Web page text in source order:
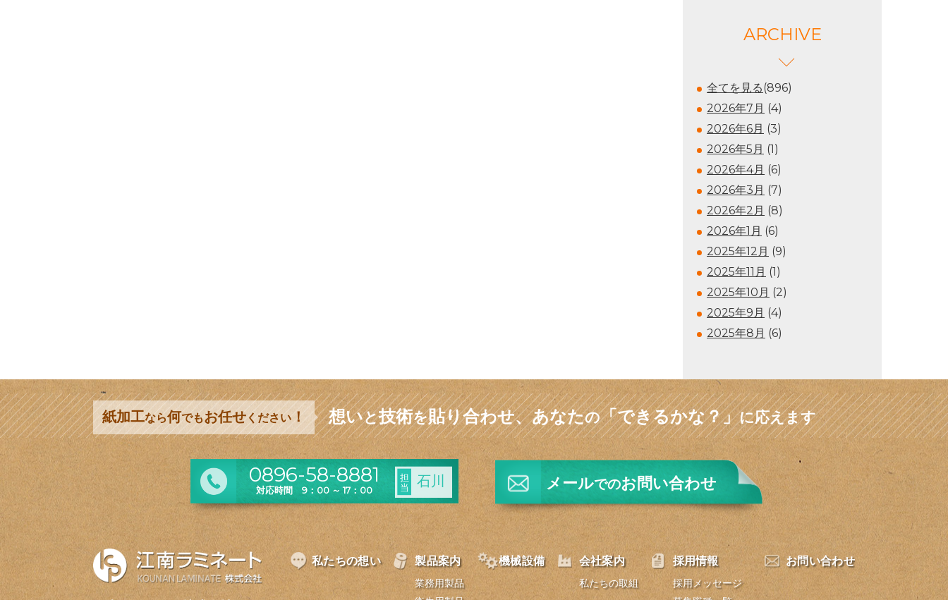
ARCHIVE
全てを見る(896)
2026年7月 (4)
2026年6月 (3)
2026年5月 (1)
2026年4月 (6)
2026年3月 (7)
2026年2月 (8)
2026年1月 (6)
2025年12月 (9)
2025年11月 (1)
2025年10月 (2)
2025年9月 (4)
2025年8月 (6)
紙加工なら何でもお任せ ください ！ 想いと技術を貼り合わせ、あなたの「できるかな？」に応えます
0896-58-8881
対応時間 9：00 ～ 17：00
担
当
石川 メールでのお問い合わせ
私たちの想い 製品案内
業務用製品
機械設備 会社案内
私たちの取組
採用情報
採用メッセージ
お問い合わせ